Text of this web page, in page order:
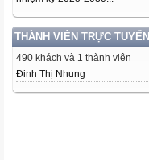
THÀNH VIÊN TRỰC TUYẾN
490 khách và 1 thành viên
Đinh Thị Nhung